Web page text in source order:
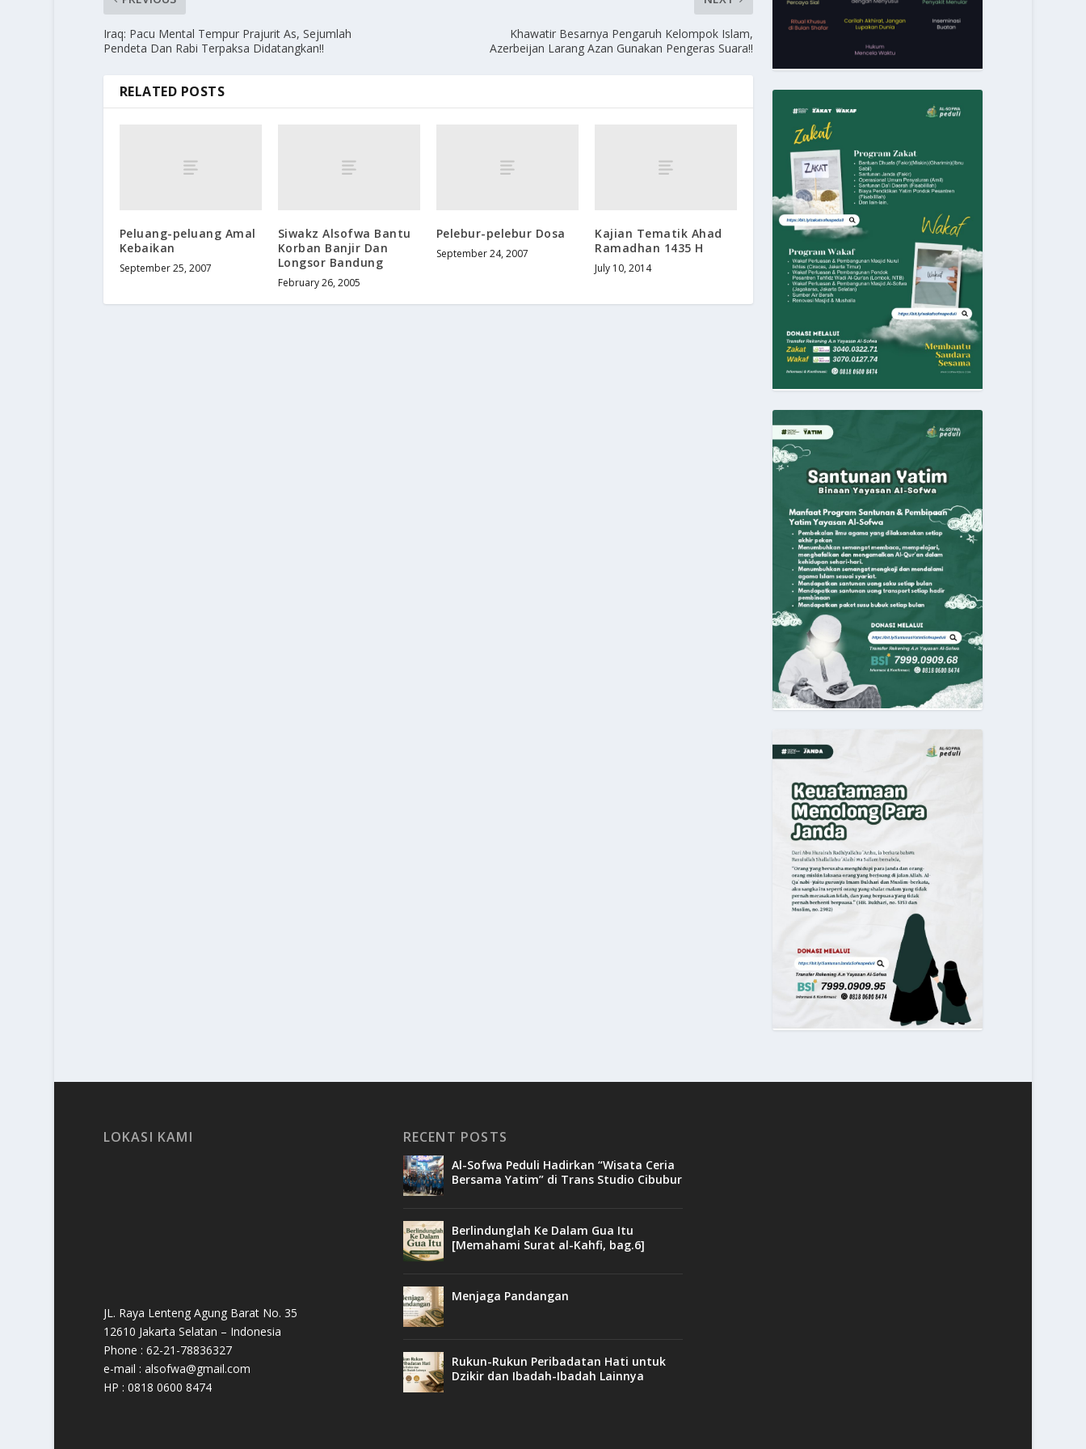
Iraq: Pacu Mental Tempur Prajurit As, Sejumlah
Pendeta Dan Rabi Terpaksa Didatangkan!!
Khawatir Besarnya Pengaruh Kelompok Islam,
Azerbeijan Larang Azan Gunakan Pengeras Suara!!
RELATED POSTS
Peluang-peluang Amal
Kebaikan
September 25, 2007
Siwakz Alsofwa Bantu
Korban Banjir Dan
Longsor Bandung
February 26, 2005
Pelebur-pelebur Dosa
September 24, 2007
Kajian Tematik Ahad
Ramadhan 1435 H
July 10, 2014
LOKASI KAMI
JL. Raya Lenteng Agung Barat No. 35
12610 Jakarta Selatan – Indonesia
Phone : 62-21-78836327
e-mail : alsofwa@gmail.com
HP : 0818 0600 8474
RECENT POSTS
Al-Sofwa Peduli Hadirkan “Wisata Ceria
Bersama Yatim” di Trans Studio Cibubur
Berlindunglah Ke Dalam Gua Itu
[Memahami Surat al-Kahfi, bag.6]
Menjaga Pandangan
Rukun-Rukun Peribadatan Hati untuk
Dzikir dan Ibadah-Ibadah Lainnya